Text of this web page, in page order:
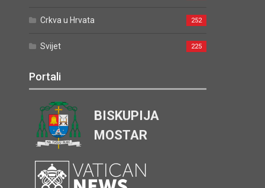
Crkva u Hrvata 252
Svijet 225
Portali
BISKUPIJA
MOSTAR